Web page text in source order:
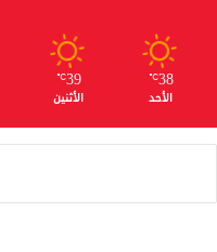
38
℃
الأحد
39
℃
الأثنين